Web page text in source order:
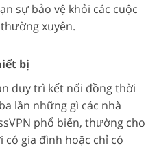
sự bảo vệ khỏi các cuộc
xuyên.
bị
duy trì kết nối đồng thời
lần những gì các nhà
phổ biến, thường cho
gia đình hoặc chỉ có